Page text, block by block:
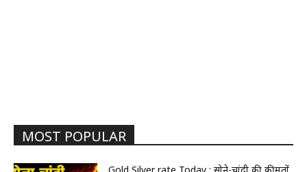
MOST POPULAR